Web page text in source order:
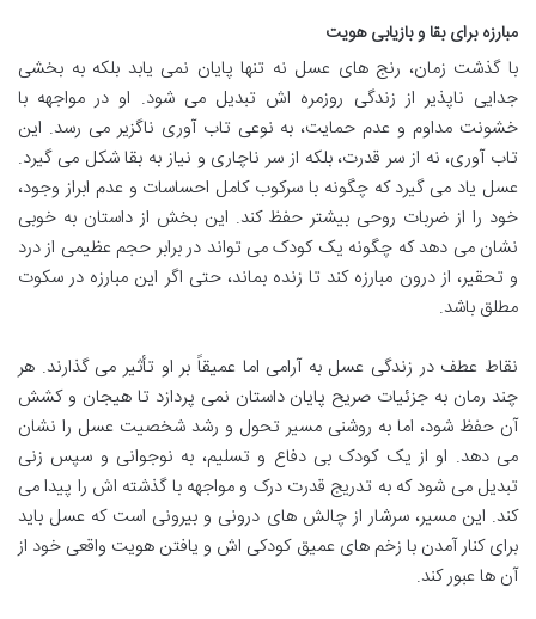
مبارزه برای بقا و بازیابی هویت
با گذشت زمان، رنج های عسل نه تنها پایان نمی یابد بلکه به بخشی
جدایی ناپذیر از زندگی روزمره اش تبدیل می شود. او در مواجهه با
خشونت مداوم و عدم حمایت، به نوعی تاب آوری ناگزیر می رسد. این
تاب آوری، نه از سر قدرت، بلکه از سر ناچاری و نیاز به بقا شکل می گیرد.
عسل یاد می گیرد که چگونه با سرکوب کامل احساسات و عدم ابراز وجود،
خود را از ضربات روحی بیشتر حفظ کند. این بخش از داستان به خوبی
نشان می دهد که چگونه یک کودک می تواند در برابر حجم عظیمی از درد
و تحقیر، از درون مبارزه کند تا زنده بماند، حتی اگر این مبارزه در سکوت
مطلق باشد.
نقاط عطف در زندگی عسل به آرامی اما عمیقاً بر او تأثیر می گذارند. هر
چند رمان به جزئیات صریح پایان داستان نمی پردازد تا هیجان و کشش
آن حفظ شود، اما به روشنی مسیر تحول و رشد شخصیت عسل را نشان
می دهد. او از یک کودک بی دفاع و تسلیم، به نوجوانی و سپس زنی
تبدیل می شود که به تدریج قدرت درک و مواجهه با گذشته اش را پیدا می
کند. این مسیر، سرشار از چالش های درونی و بیرونی است که عسل باید
برای کنار آمدن با زخم های عمیق کودکی اش و یافتن هویت واقعی خود از
آن ها عبور کند.